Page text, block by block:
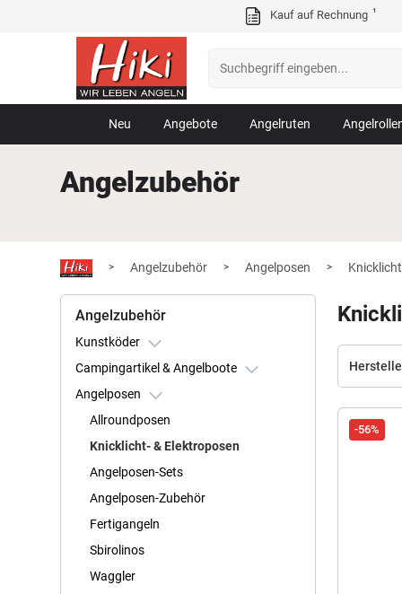
Kauf auf Rechnung ¹
Neu Angebote Angelruten
Angelzubehör
> Angelzubehör > Angelposen >
Angelzubehör
Kunstköder
Campingartikel & Angelboote
Angelposen
Allroundposen
Knicklicht- & Elektroposen
Angelposen-Sets
Angelposen-Zubehör
Fertigangeln
Sbirolinos
Waggler
-56%